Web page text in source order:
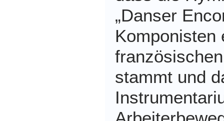
„Danser
Komponisten
stammt und